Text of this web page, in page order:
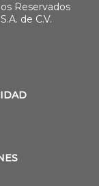
Reservados
de C.V.